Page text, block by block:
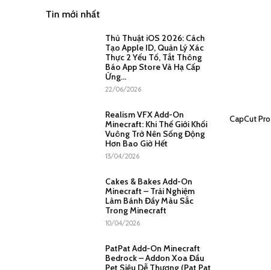
Tin mới nhất
Thủ Thuật iOS 2026: Cách
Tạo Apple ID, Quản Lý Xác
Thực 2 Yếu Tố, Tắt Thông
Báo App Store Và Hạ Cấp
Ứng...
22/06/2026
Realism VFX Add-On
Minecraft: Khi Thế Giới Khối
Vuông Trở Nên Sống Động
Hơn Bao Giờ Hết
13/04/2026
Cakes & Bakes Add-On
Minecraft – Trải Nghiệm
Làm Bánh Đầy Màu Sắc
Trong Minecraft
10/04/2026
PatPat Add-On Minecraft
Bedrock – Addon Xoa Đầu
Pet Siêu Dễ Thương (Pat Pat
CapCut Pro